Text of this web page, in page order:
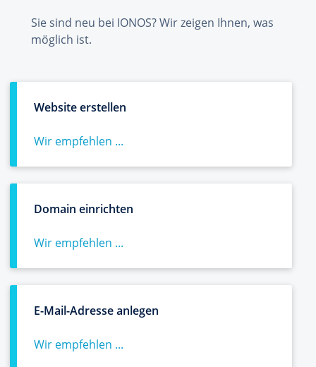
Sie sind neu bei IONOS? Wir zeigen Ihnen, was
möglich ist.
Website erstellen
Wir empfehlen ...
Domain einrichten
Wir empfehlen ...
E-Mail-Adresse anlegen
Wir empfehlen ...